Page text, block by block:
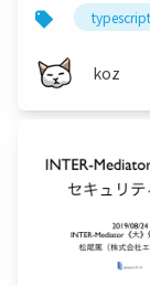
typescript
koz